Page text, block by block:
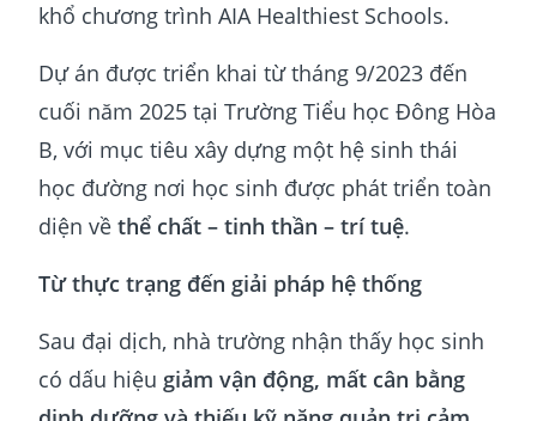
khổ chương trình AIA Healthiest Schools.
Dự án được triển khai từ tháng 9/2023 đến
cuối năm 2025 tại Trường Tiểu học Đông Hòa
B, với mục tiêu xây dựng một hệ sinh thái
học đường nơi học sinh được phát triển toàn
diện về thể chất – tinh thần – trí tuệ.
Từ thực trạng đến giải pháp hệ thống
Sau đại dịch, nhà trường nhận thấy học sinh
có dấu hiệu giảm vận động, mất cân bằng